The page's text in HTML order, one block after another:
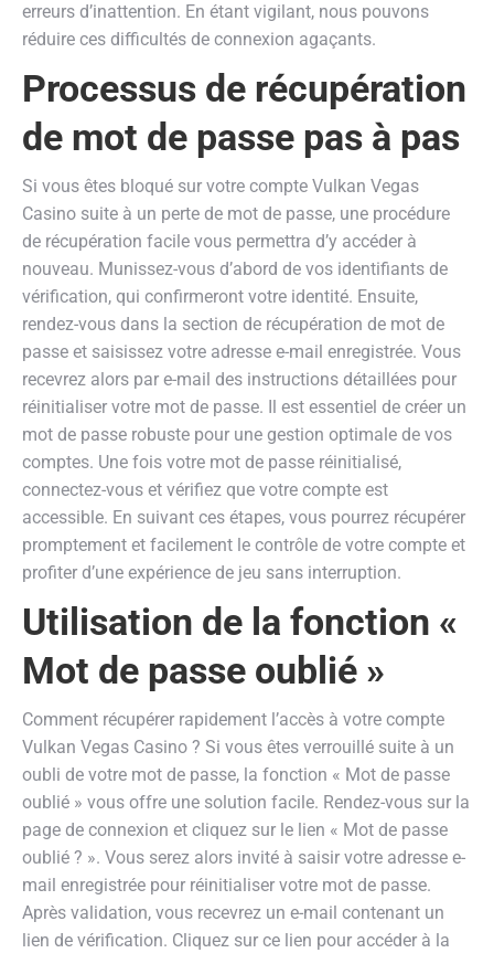
erreurs d’inattention. En étant vigilant, nous pouvons
réduire ces difficultés de connexion agaçants.
Processus de récupération
de mot de passe pas à pas
Si vous êtes bloqué sur votre compte Vulkan Vegas
Casino suite à un perte de mot de passe, une procédure
de récupération facile vous permettra d’y accéder à
nouveau. Munissez-vous d’abord de vos identifiants de
vérification, qui confirmeront votre identité. Ensuite,
rendez-vous dans la section de récupération de mot de
passe et saisissez votre adresse e-mail enregistrée. Vous
recevrez alors par e-mail des instructions détaillées pour
réinitialiser votre mot de passe. Il est essentiel de créer un
mot de passe robuste pour une gestion optimale de vos
comptes. Une fois votre mot de passe réinitialisé,
connectez-vous et vérifiez que votre compte est
accessible. En suivant ces étapes, vous pourrez récupérer
promptement et facilement le contrôle de votre compte et
profiter d’une expérience de jeu sans interruption.
Utilisation de la fonction «
Mot de passe oublié »
Comment récupérer rapidement l’accès à votre compte
Vulkan Vegas Casino ? Si vous êtes verrouillé suite à un
oubli de votre mot de passe, la fonction « Mot de passe
oublié » vous offre une solution facile. Rendez-vous sur la
page de connexion et cliquez sur le lien « Mot de passe
oublié ? ». Vous serez alors invité à saisir votre adresse e-
mail enregistrée pour réinitialiser votre mot de passe.
Après validation, vous recevrez un e-mail contenant un
lien de vérification. Cliquez sur ce lien pour accéder à la